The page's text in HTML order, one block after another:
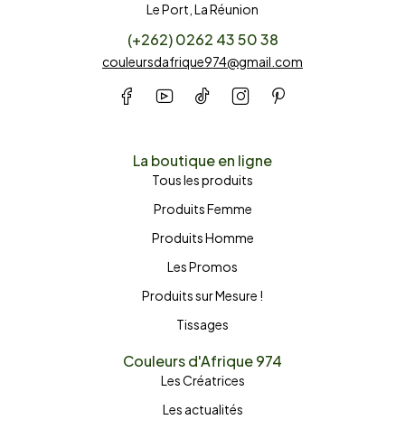
Le Port, La Réunion
(+262) 0262 43 50 38
couleursdafrique974@gmail.com
La boutique en ligne
Tous les produits
Produits Femme
Produits Homme
Les Promos
Produits sur Mesure !
Tissages
Couleurs d'Afrique 974
Les Créatrices
Les actualités